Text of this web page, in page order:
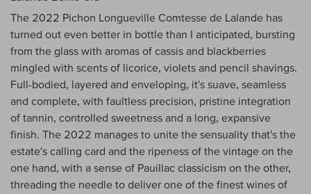
The 2022 Pichon Longueville Comtesse de Lalande has
turned out even better in bottle than I anticipated, bursting
from the glass with aromas of cassis and blackberries
mingled with scents of licorice, violets and pencil shavings.
Full-bodied, layered and enveloping, it's suave, seamless
and complete, with faultless precision, pristine integration
of tannin, controlled sweetness and a long, expansive
finish. The 2022 manages to unite the sensuality that's the
estate's calling card and the ripeness of the vintage on the
one hand, with a sense of Pauillac classicism on the other,
threading the needle to deliver one of the finest wines of